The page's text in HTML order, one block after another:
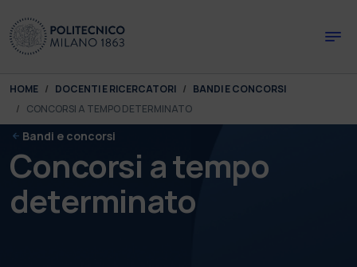
You are here:
HOME DOCENTI E RICERCATORI
BANDI E CONCORSI
CONCORSI A TEMPO DETERMINATO
Bandi e concorsi
Concorsi a tempo
determinato